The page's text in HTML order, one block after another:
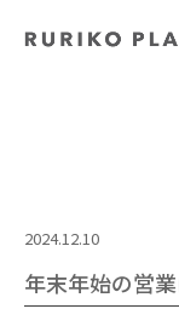
2024.12.10
年末年始の営